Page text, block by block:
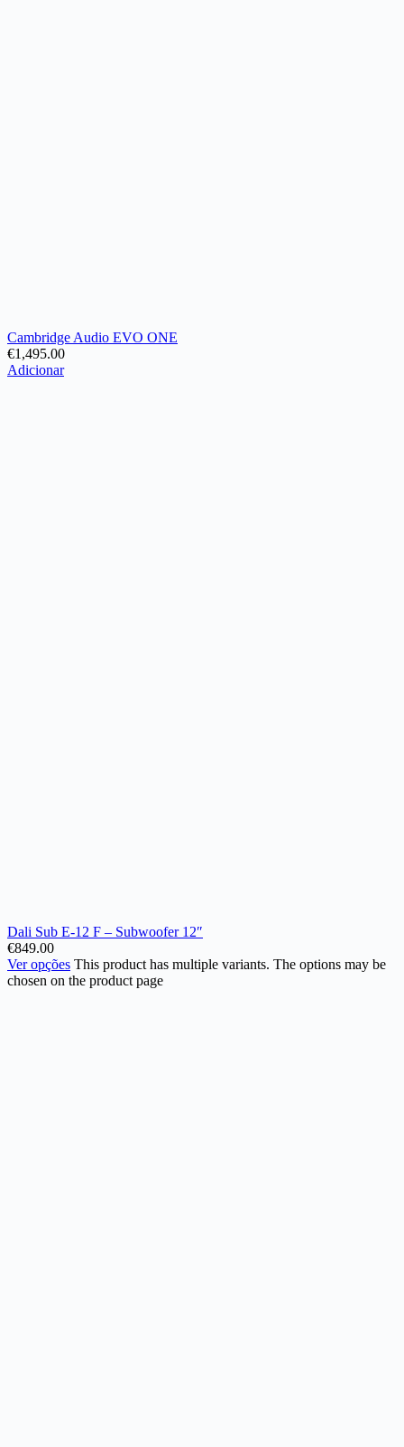
Cambridge Audio EVO ONE
€1,495.00
Adicionar
Dali Sub E-12 F – Subwoofer 12″
€849.00
Ver opções This product has multiple variants. The options may be
chosen on the product page